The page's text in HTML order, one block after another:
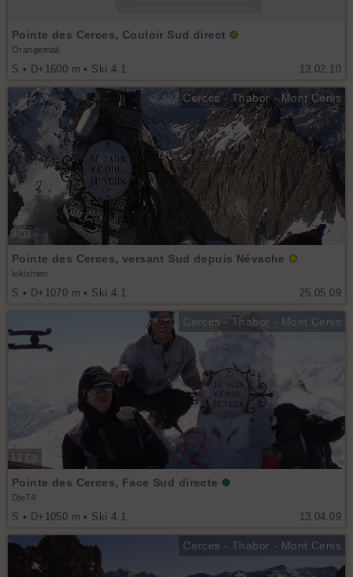
13.02.10
Pointe des Cerces, Couloir Sud direct
Orangemali
S • D+1600 m • Ski 4.1
Cerces - Thabor - Mont Cenis
9
25.05.09
Pointe des Cerces, versant Sud depuis Névache
kikichien
S • D+1070 m • Ski 4.1
Cerces - Thabor - Mont Cenis
11
13.04.09
Pointe des Cerces, Face Sud directe
Dje74
S • D+1050 m • Ski 4.1
Cerces - Thabor - Mont Cenis